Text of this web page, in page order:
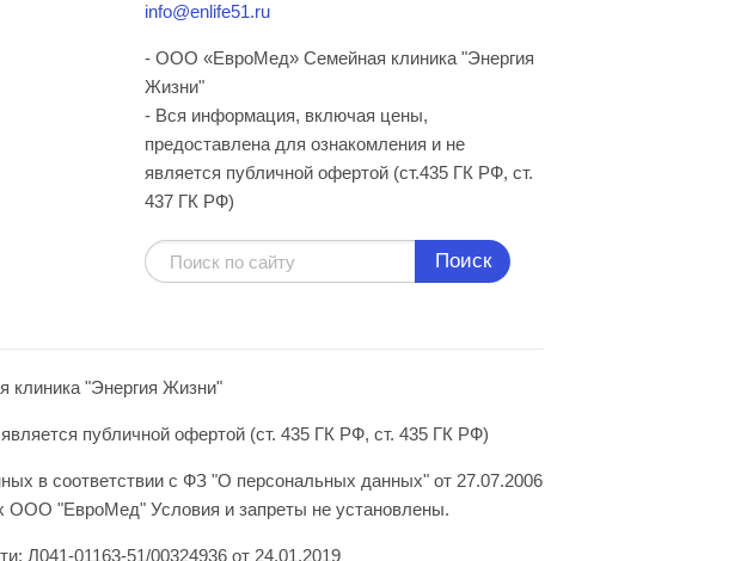
info@enlife51.ru
- ООО «ЕвроМед» Семейная клиника "Энергия
Жизни"
- Вся информация, включая цены,
предоставлена для ознакомления и не
является публичной офертой (ст.435 ГК РФ, cт.
437 ГК РФ)
Поиск
"Энергия Жизни"
публичной офертой (ст. 435 ГК РФ, ст. 435 ГК РФ)
в соответствии с ФЗ "О персональных данных" от 27.07.2006
ООО "ЕвроМед" Условия и запреты не установлены.
Л041-01163-51/00324936 от 24.01.2019